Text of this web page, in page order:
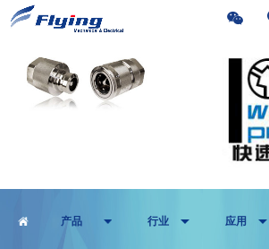
产品 行业 应用